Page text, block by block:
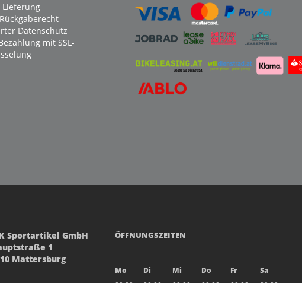
Lieferung
Datenschutz
mit SSL-
Sportartikel GmbH
1
Mattersburg
ÖFFNUNGSZEITEN
Mo Di Mi Do Fr
Sa